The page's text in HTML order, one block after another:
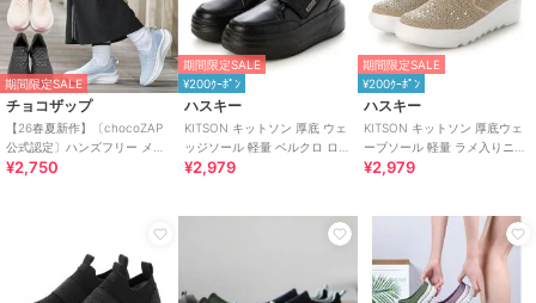
期間限定SALE
チョコザップ
【26春夏新作】〔chocoZAP
公式認定〕ハンズフリー メッ
シュニット スリッポン
¥2,750
期間限定SALE
¥200ｸｰﾎﾟﾝ
ハスキー
KITSON キットソン 厚底 ウェ
ッジソール 軽量 ベルクロ ロー
カットスリッポン スニーカー
¥2,979
期間限定SALE
¥200ｸｰﾎﾟﾝ
ハスキー
KITSON キットソン 厚底ウェ
ーブソール 軽量 ラメ入りニッ
ト スリッポン
¥2,979